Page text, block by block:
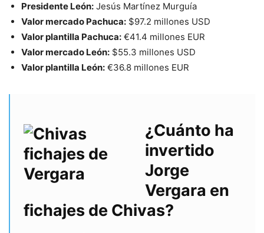
Presidente León: Jesús Martínez Murguía
Valor mercado Pachuca: $97.2 millones USD
Valor plantilla Pachuca: €41.4 millones EUR
Valor mercado León: $55.3 millones USD
Valor plantilla León: €36.8 millones EUR
¿Cuánto ha
invertido
Jorge
Vergara en
fichajes de Chivas?